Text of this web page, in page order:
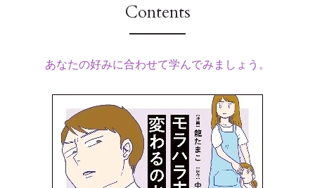
Contents
あなたの好みに合わせて学んでみましょう。